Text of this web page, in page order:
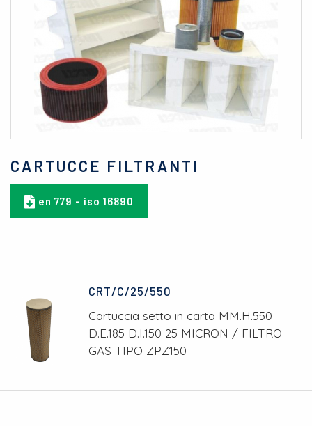
CARTUCCE FILTRANTI
en 779 - iso 16890
CRT/C/25/550
Cartuccia setto in carta MM.H.550
D.E.185 D.I.150 25 MICRON / FILTRO
GAS TIPO ZPZ150